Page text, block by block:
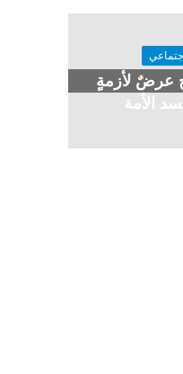
اجتماعي
عرضٌ لأزمةٍ
الأمة